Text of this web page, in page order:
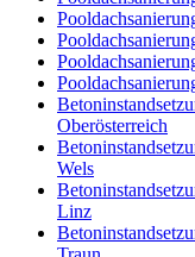
Oberösterreich
Wels
Linz